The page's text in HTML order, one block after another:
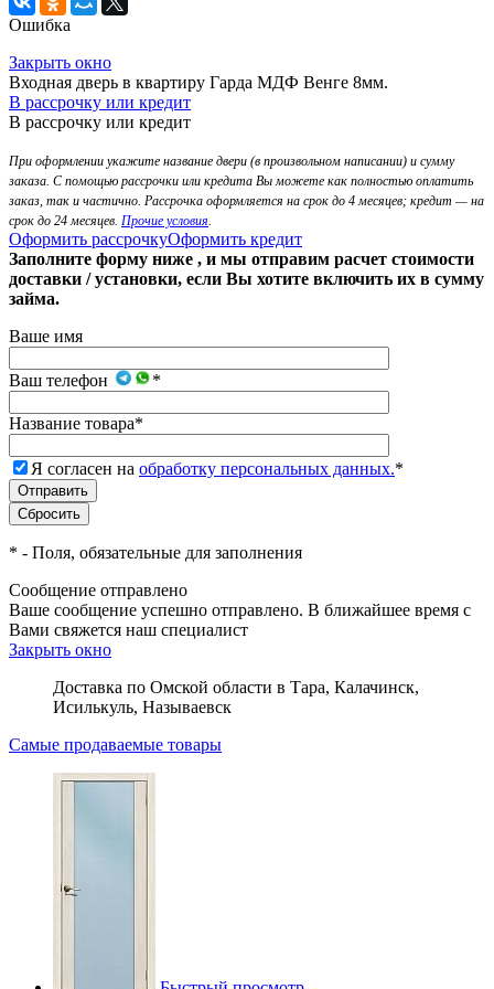
Ошибка
Закрыть окно
Входная дверь в квартиру Гарда МДФ Венге 8мм.
В рассрочку или кредит
В рассрочку или кредит
При оформлении укажите название двери (в произвольном написании) и сумму
заказа. С помощью рассрочки или кредита Вы можете как полностью оплатить
заказ, так и частично. Рассрочка оформляется на срок до 4 месяцев; кредит — на
срок до 24 месяцев. Прочие условия.
Оформить рассрочкуОформить кредит
Заполните форму ниже , и мы отправим расчет стоимости
доставки / установки, если Вы хотите включить их в сумму
займа.
Ваше имя
Ваш телефон *
Название товара*
Я согласен на обработку персональных данных.*
* - Поля, обязательные для заполнения
Сообщение отправлено
Ваше сообщение успешно отправлено. В ближайшее время с
Вами свяжется наш специалист
Закрыть окно
Доставка по Омской области в Тара, Калачинск,
Исилькуль, Называевск
Самые продаваемые товары